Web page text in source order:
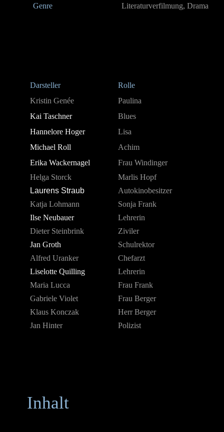
Genre
Literaturverfilmung, Drama
Darsteller
Rolle
Kristin Genée
Paulina
Kai Taschner
Blues
Hannelore Hoger
Lisa
Michael Roll
Achim
Erika Wackernagel
Frau Windinger
Helga Storck
Marlis Hopf
Laurens Straub
Autokinobesitzer
Katja Lohmann
Sonja Frank
Ilse Neubauer
Lehrerin
Dieter Steinbrink
Ziviler
Jan Groth
Schulrektor
Alfred Uranker
Chefarzt
Liselotte Quilling
Lehrerin
Maria Lucca
Frau Frank
Gabriele Violet
Frau Berger
Klaus Konczak
Herr Berger
Jan Hinter
Polizist
Inhalt